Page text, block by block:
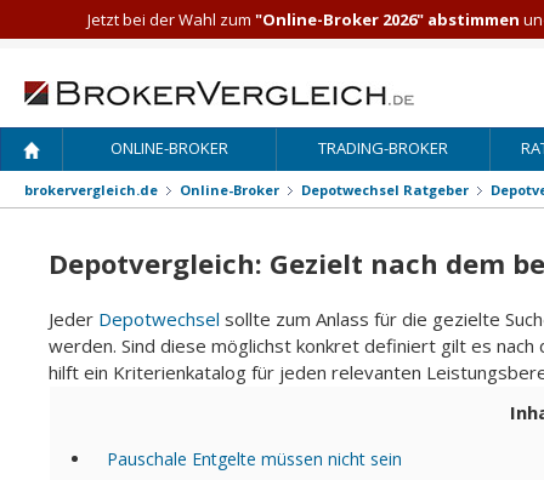
ONLINE-BROKER TRADING-BROKER
brokervergleich.de Online-Broker Depotwechsel Ratgeber
Depotvergleich: Gezielt nach dem
Jeder Depotwechsel sollte zum Anlass für die gezielte
werden. Sind diese möglichst konkret definiert gilt es
hilft ein Kriterienkatalog für jeden relevanten
Pauschale Entgelte müssen nicht sein
Jetzt bei der Wahl zum "Online-Broker 2026" abstimmen